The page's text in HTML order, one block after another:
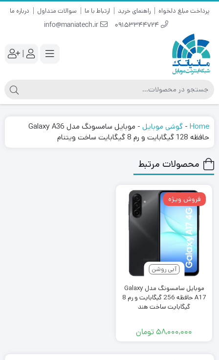
پرداخت مبلغ دلخواه راهنمای خرید ارتباط با ما سوالات متداول درباره ما
09153344724
info@maniatech.ir
|
Home
- گوشی موبایل -
موبایل سامسونگ مدل Galaxy A36
حافظه 128 گیگابایت و رم 8 گیگابایت ساخت ویتنام
محصولات مرتبط
آبی روشن
فروش ویژه
موبایل سامسونگ مدل Galaxy
A17 حافظه 256 گیگابایت و رم 8
گیگابایت ساخت هند
۵۸,۰۰۰,۰۰۰تومان